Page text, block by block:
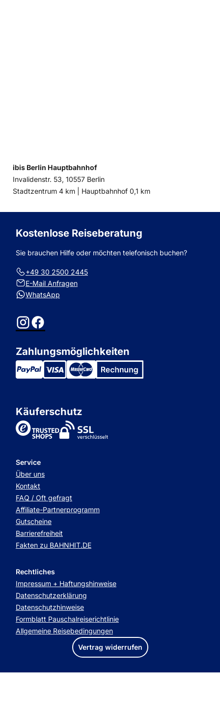
ibis Berlin Hauptbahnhof
Invalidenstr. 53, 10557 Berlin
Entfernung
Stadtzentrum 4 km | Entfernung
Hauptbahnhof 0,1 km
Kostenlose Reiseberatung
Sie brauchen Hilfe oder möchten telefonisch buchen?
+49 30 2500 2445
E-Mail Anfragen
WhatsApp
InstagramFacebook
Zahlungsmöglichkeiten
Käuferschutz
TrustedShops
Service
Über uns
Kontakt
FAQ / Oft gefragt
Affiliate-Partnerprogramm
Gutscheine
Barrierefreiheit
Fakten zu BAHNHIT.DE
Rechtliches
Impressum + Haftungshinweise
Datenschutzerklärung
Datenschutzhinweise
Formblatt Pauschalreiserichtlinie
Allgemeine Reisebedingungen
Vertrag widerrufen